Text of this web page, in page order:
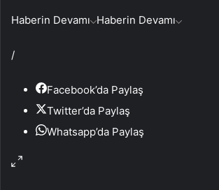
Haberin Devamı Haberin Devamı
/
Facebook’da Paylaş
Twitter’da Paylaş
Whatsapp’da Paylaş